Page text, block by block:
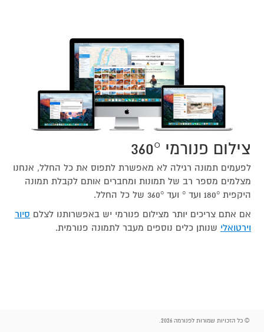
צילום פנורמי 360°
לפעמים תמונה רגילה לא מאפשרת לתפוס את כל החלל, אנחנו
מצלמים מספר רב של תמונות ומחברים אותם לקבלת תמונה
היקפית 180° ועד ° ועד 360° של כל החלל.
אם אתם צריכים יותר מצילום פנורמי יש באפשרותנו לצלם סיור
וירטואלי שנותן כלים נוספים מעבר לתמונה פנורמית.
© כל הזכויות שמורות לפנורמה 2026.